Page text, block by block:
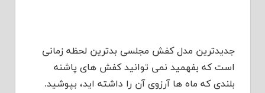
جدیدترین مدل کفش مجلسی بدترین لحظه زمانی
است که بفهمید نمی توانید کفش های پاشنه
بلندی که ماه ها آرزوی آن را داشته اید، بپوشید.